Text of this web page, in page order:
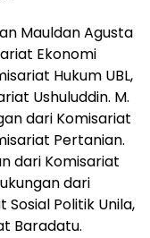
Mauldan Agusta
Ekonomi
Hukum UBL,
Ushuluddin. M.
dari Komisariat
Pertanian.
dari Komisariat
dari
Sosial Politik Unila,
Baradatu.